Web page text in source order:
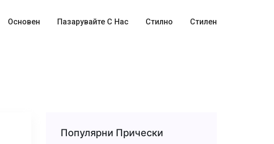
Основен Пазарувайте С Нас Стилно Стилен
Популярни Прически